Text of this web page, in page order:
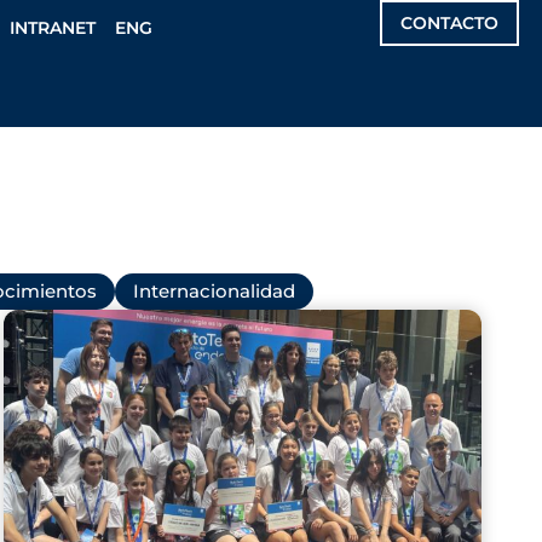
INTRANET ENG CONTACTO
Internacionalidad